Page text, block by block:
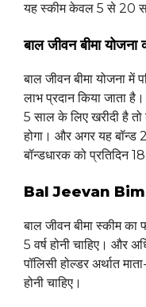
यह स्कीम केवल 5 से 20
बाल जीवन बीमा योजना
बाल जीवन बीमा योजना में
लाभ प्रदान किया जाता
5 साल के लिए खरीदी है तो
होगा। और अगर यह बॉन्ड
बॉन्डधारक को प्रतिदिन
Bal Jeevan Bima
बाल जीवन बीमा स्कीम
5 वर्ष होनी चाहिए। और
पॉलिसी होल्डर अर्थात
होनी चाहिए।